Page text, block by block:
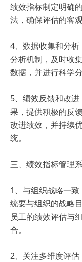
绩效指标制定明确
法，确保评估的客
4、数据收集和分
分析机制，及时收
数据，并进行科学
5、绩效反馈和改
果，提供积极的反
改进绩效，并持续
统。
三、绩效指标管理
1、与组织战略一
统要与组织的战略
员工的绩效评估与
合。
2、关注多维度评